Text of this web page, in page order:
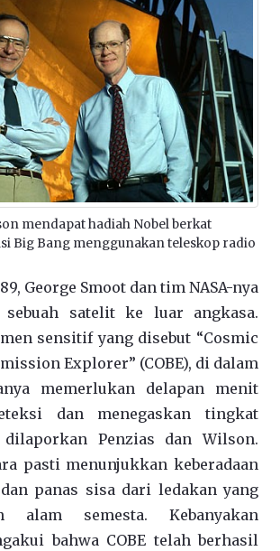
mendapat hadiah Nobel berkat
Big Bang menggunakan teleskop radio
George Smoot dan tim NASA-nya
sebuah satelit ke luar angkasa.
sensitif yang disebut “Cosmic
Explorer” (COBE), di dalam
memerlukan delapan menit
dan menegaskan tingkat
Penzias dan Wilson.
pasti menunjukkan keberadaan
panas sisa dari ledakan yang
alam semesta. Kebanyakan
bahwa COBE telah berhasil